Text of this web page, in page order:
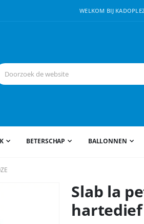
WELKOM BIJ
BETERSCHAP BALLONNEN
Slab la